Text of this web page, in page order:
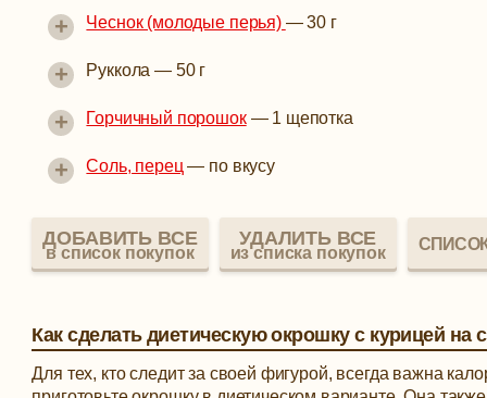
Чеснок (молодые перья) —30 г
+
Руккола — 50 г
+
Горчичный порошок— 1 щепотка
+
Соль, перец — по вкусу
+
ДОБАВИТЬ ВСЕ
в список покупок
УДАЛИТЬ ВСЕ
из списка покупок
Как сделать диетическую окрошку с курицей на
Для тех, кто следит за своей фигурой, всегда важна